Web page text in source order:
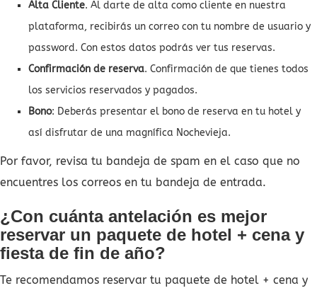
Alta Cliente. Al darte de alta como cliente en nuestra
plataforma, recibirás un correo con tu nombre de usuario y
password. Con estos datos podrás ver tus reservas.
Confirmación de reserva. Confirmación de que tienes todos
los servicios reservados y pagados.
Bono: Deberás presentar el bono de reserva en tu hotel y
así disfrutar de una magnífica Nochevieja.
Por favor, revisa tu bandeja de spam en el caso que no
encuentres los correos en tu bandeja de entrada.
¿Con cuánta antelación es mejor
reservar un paquete de hotel + cena y
fiesta de fin de año?
Te recomendamos reservar tu paquete de hotel + cena y